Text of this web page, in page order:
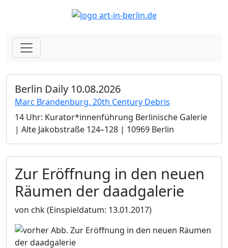
Berlin Daily 10.08.2026
Marc Brandenburg. 20th Century Debris
14 Uhr: Kurator*innenführung Berlinische Galerie
| Alte Jakobstraße 124–128 | 10969 Berlin
Zur Eröffnung in den neuen
Räumen der daadgalerie
von chk(Einspieldatum: 13.01.2017)